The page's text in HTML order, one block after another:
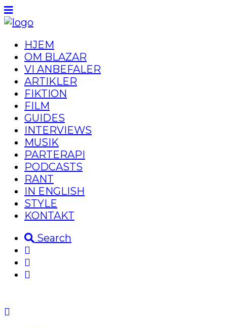
HJEM
OM BLAZAR
VI ANBEFALER
ARTIKLER
FIKTION
FILM
GUIDES
INTERVIEWS
MUSIK
PARTERAPI
PODCASTS
RANT
IN ENGLISH
STYLE
KONTAKT
Search